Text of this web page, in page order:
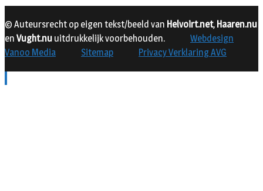
© Auteursrecht op eigen tekst/beeld van Helvoirt.net, Haaren.nu
en Vught.nu uitdrukkelijk voorbehouden.
Webdesign
Vanoo Media
Sitemap Privacy Verklaring AVG